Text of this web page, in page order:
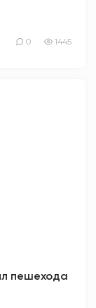
0 1445
пешехода